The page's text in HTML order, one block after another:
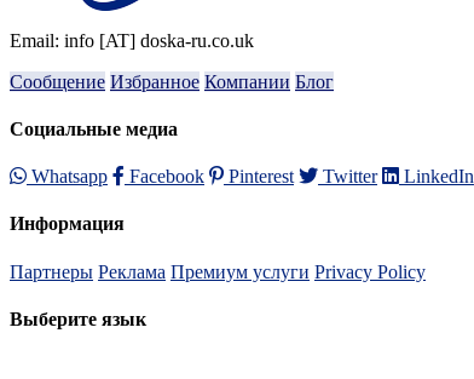
Email: info [AT] doska-ru.co.uk
Сообщение Избранное Компании Блог
Социальные медиа
Whatsapp Facebook Pinterest Twitter LinkedIn
Информация
Партнеры Реклама Премиум услуги Privacy Policy
Выберите язык